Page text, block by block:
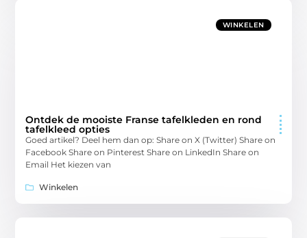
WINKELEN
Ontdek de mooiste Franse tafelkleden en rond
tafelkleed opties
Goed artikel? Deel hem dan op: Share on X (Twitter) Share on
Facebook Share on Pinterest Share on LinkedIn Share on
Email Het kiezen van
Winkelen